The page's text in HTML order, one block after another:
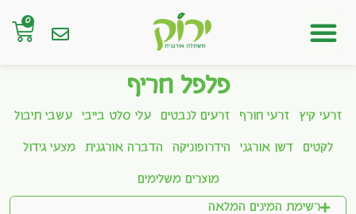
0
פלפל חריף
זרעי קיץ זרעי חורף זרעים לנבטים עלי סלט בייבי עשבי תיבול
לקטים דשן אורגני הידרופוניקה הדברה אורגנית מצעי גידול
מוצרים משלימים
רשימת המינים המלאה